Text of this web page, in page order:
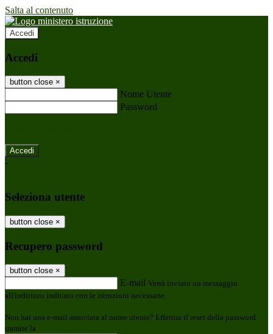
Salta al contenuto
Accedi
Accedi
button close ×
Nome Utente
Password
-
Seleziona utente
button close ×
Recupero password
button close ×
E-mail Verrà inviato un messaggio
all'indirizzo indicato con le istruzioni necessarie.
Non hai una e-mail associata al nome utente? Effettua il reset della password
tramite la